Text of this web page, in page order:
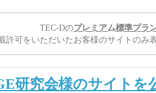
TEC-Dのプレミアム標準プラ
許可をいただいたお客様のサイトのみ
研究会様のサイトを